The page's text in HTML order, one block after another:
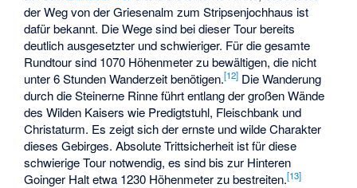
der Weg von der Griesenalm zum Stripsenjochhaus ist
dafür bekannt. Die Wege sind bei dieser Tour bereits
deutlich ausgesetzter und schwieriger. Für die gesamte
Rundtour sind 1070 Höhenmeter zu bewältigen, die nicht
unter 6 Stunden Wanderzeit benötigen.[12] Die Wanderung
durch die Steinerne Rinne führt entlang der großen Wände
des Wilden Kaisers wie Predigtstuhl, Fleischbank und
Christaturm. Es zeigt sich der ernste und wilde Charakter
dieses Gebirges. Absolute Trittsicherheit ist für diese
schwierige Tour notwendig, es sind bis zur Hinteren
Goinger Halt etwa 1230 Höhenmeter zu bestreiten.[13]